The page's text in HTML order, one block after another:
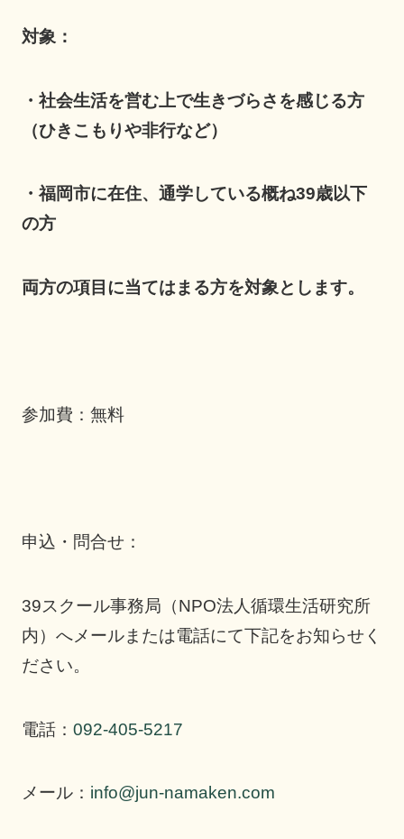
対象：
・社会生活を営む上で生きづらさを感じる方
（ひきこもりや非行など）
・福岡市に在住、通学している概ね39歳以下
の方
両方の項目に当てはまる方を対象とします。
参加費：無料
申込・問合せ：
39スクール事務局（NPO法人循環生活研究所
内）へメールまたは電話にて下記をお知らせく
ださい。
電話：092-405-5217
メール： info@jun-namaken.com